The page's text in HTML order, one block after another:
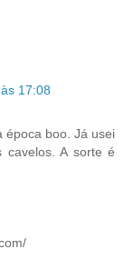
17:08
época boo. Já usei
cavelos. A sorte é